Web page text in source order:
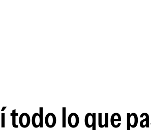
todo lo que